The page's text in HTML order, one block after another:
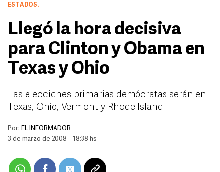
ESTADOS.
Llegó la hora decisiva
para Clinton y Obama en
Texas y Ohio
Las elecciones primarias demócratas serán en
Texas, Ohio, Vermont y Rhode Island
Por: EL INFORMADOR
3 de marzo de 2008 - 18:38 hs